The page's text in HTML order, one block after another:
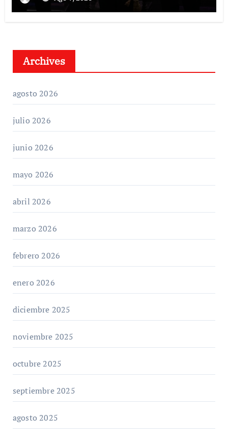
Archives
agosto 2026
julio 2026
junio 2026
mayo 2026
abril 2026
marzo 2026
febrero 2026
enero 2026
diciembre 2025
noviembre 2025
octubre 2025
septiembre 2025
agosto 2025